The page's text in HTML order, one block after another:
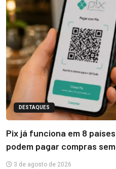
DESTAQUES
Pix já funciona em 8
podem pagar compras
3 de agosto de 2026